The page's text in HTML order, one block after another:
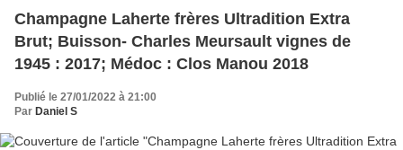
Champagne Laherte frères Ultradition Extra
Brut; Buisson- Charles Meursault vignes de
1945 : 2017; Médoc : Clos Manou 2018
Publié le 27/01/2022 à 21:00
Par Daniel S